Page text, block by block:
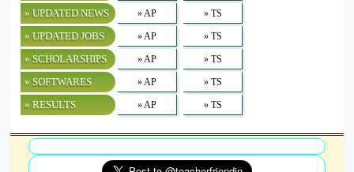
» UPDATED NEWS » AP » TS
» UPDATED JOBS » AP » TS
» SCHOLARSHIPS » AP » TS
» SOFTWARES » AP » TS
» RESULTS » AP » TS